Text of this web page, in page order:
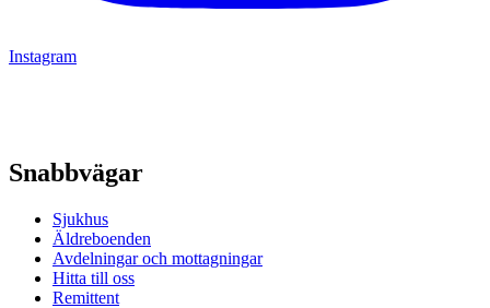
Instagram
Snabbvägar
Sjukhus
Äldreboenden
Avdelningar och mottagningar
Hitta till oss
Remittent